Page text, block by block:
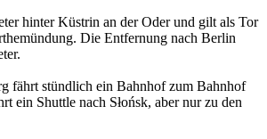
hinter Küstrin an der Oder und gilt als Tor
Die Entfernung nach Berlin
fährt stündlich ein Bahnhof zum Bahnhof
ein Shuttle nach Słońsk, aber nur zu den